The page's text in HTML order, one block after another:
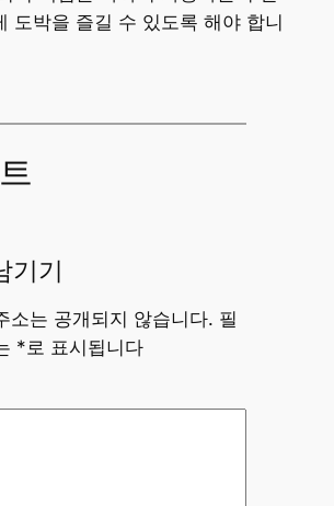
도박을 즐길 수 있도록 해야 합니
기기
소는 공개되지 않습니다. 필
*로 표시됩니다